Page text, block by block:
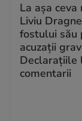
La așa
Liviu
fostului său
acuzații
Declarațiile
comentarii